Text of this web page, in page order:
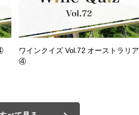
ワインクイズ Vol.72 オーストラリア
④